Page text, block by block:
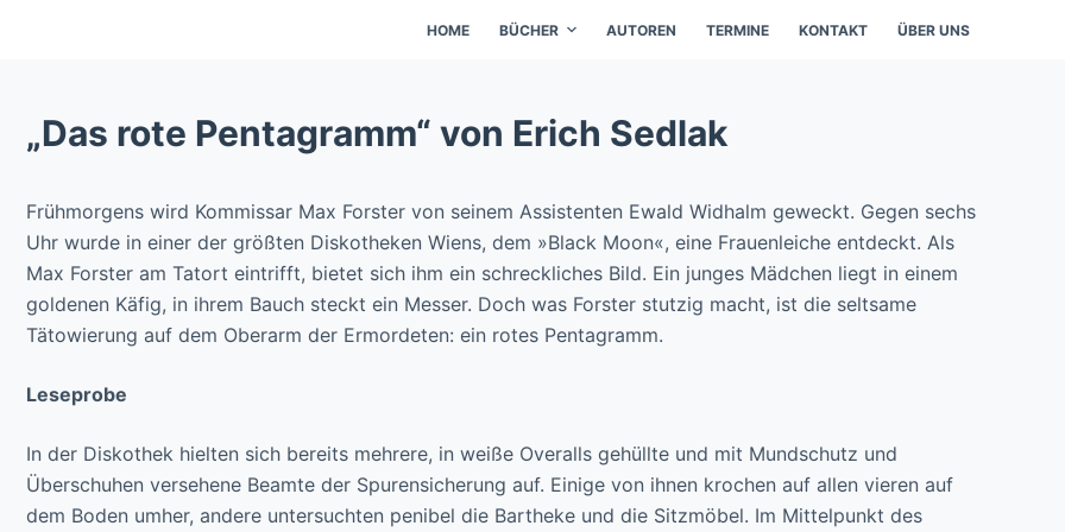
HOME BÜCHER AUTOREN TERMINE KONTAKT ÜBER UNS
„Das rote Pentagramm“ von Erich Sedlak
Frühmorgens wird Kommissar Max Forster von seinem Assistenten Ewald Widhalm geweckt. Gegen sechs
Uhr wurde in einer der größten Diskotheken Wiens, dem »Black Moon«, eine Frauenleiche entdeckt. Als
Max Forster am Tatort eintrifft, bietet sich ihm ein schreckliches Bild. Ein junges Mädchen liegt in einem
goldenen Käfig, in ihrem Bauch steckt ein Messer. Doch was Forster stutzig macht, ist die seltsame
Tätowierung auf dem Oberarm der Ermordeten: ein rotes Pentagramm.
Leseprobe
In der Diskothek hielten sich bereits mehrere, in weiße Overalls gehüllte und mit Mundschutz und
Überschuhen versehene Beamte der Spurensicherung auf. Einige von ihnen krochen auf allen vieren auf
dem Boden umher, andere untersuchten penibel die Bartheke und die Sitzmöbel. Im Mittelpunkt des